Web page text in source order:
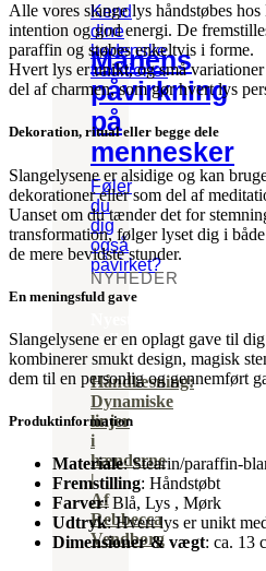
Kend
dine
hedenske
traditioner
Månens
påvirkning
på
mennesker
Føler
du
dig
også
påvirket?
NYHEDER
indlæg
Håndlæsning:
Dynamiske
linjer
i
hænderne
|
Af
Rebbecca
Vendborg
Alle vores slange lys håndstøbes
intention og god energi. De
paraffin og støbes enkeltvis i forme.
Hvert lys er unikt, og små
del af charmen, som gør hvert lys
Dekoration, ritual eller begge dele
Slangelysene er alsidige og kan
dekorationer eller som del af
Uanset om du tænder det for
transformation, følger lyset dig i
de mere bevidste stunder.
En meningsfuld gave
Slangelysene er en oplagt gave til
kombinerer smukt design, magisk
dem til en personlig og gennemført
Produktinformation
Materiale: Stearin/paraffin-
Fremstilling: Håndstøbt
Farver: Blå, Lys , Mørk
Udtryk: Hvert lys er unikt
Dimensioner & vægt: ca. 13